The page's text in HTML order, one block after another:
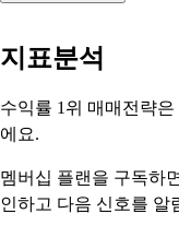
지표분석
수익률 1위 매매전략은
에요.
멤버십 플랜을 구독하
인하고 다음 신호를 알